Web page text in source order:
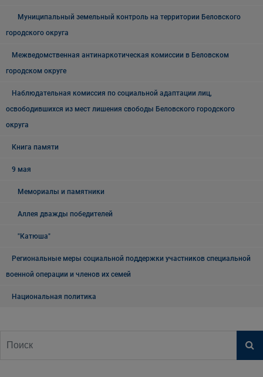
Муниципальный земельный контроль на территории Беловского
городского округа
Межведомственная антинаркотическая комиссии в Беловском
городском округе
Наблюдательная комиссия по социальной адаптации лиц,
освободившихся из мест лишения свободы Беловского городского
округа
Книга памяти
9 мая
Мемориалы и памятники
Аллея дважды победителей
"Катюша"
Региональные меры социальной поддержки участников специальной
военной операции и членов их семей
Национальная политика